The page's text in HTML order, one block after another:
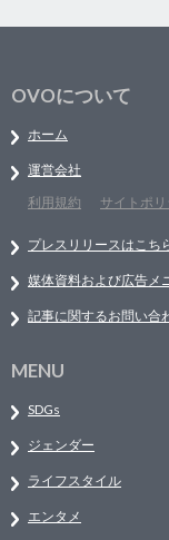
OVOについて
ホーム
運営会社
利用規約
サイトポ
プレスリリースはこち
媒体資料および広告メ
記事に関するお問い合
MENU
SDGs
ジェンダー
ライフスタイル
エンタメ